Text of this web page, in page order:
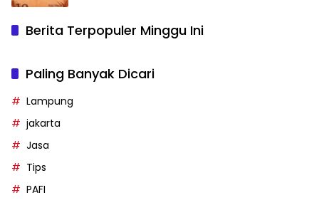
Berita Terpopuler Minggu Ini
Paling Banyak Dicari
Lampung
jakarta
Jasa
Tips
PAFI